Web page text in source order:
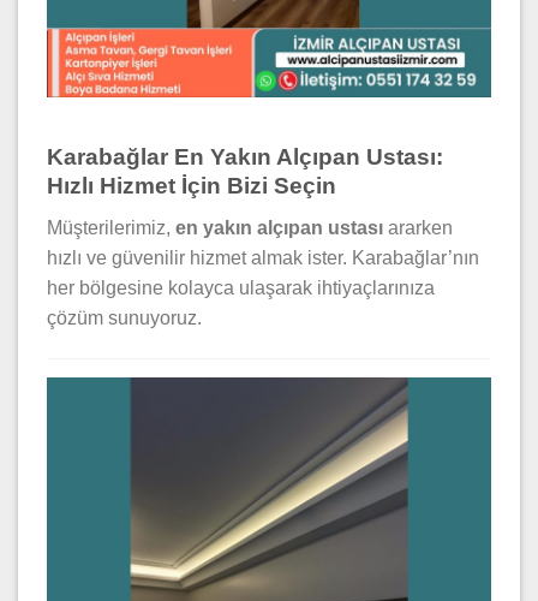
Karabağlar En Yakın Alçıpan Ustası:
Hızlı Hizmet İçin Bizi Seçin
Müşterilerimiz, en yakın alçıpan ustası ararken
hızlı ve güvenilir hizmet almak ister. Karabağlar’nın
her bölgesine kolayca ulaşarak ihtiyaçlarınıza
çözüm sunuyoruz.